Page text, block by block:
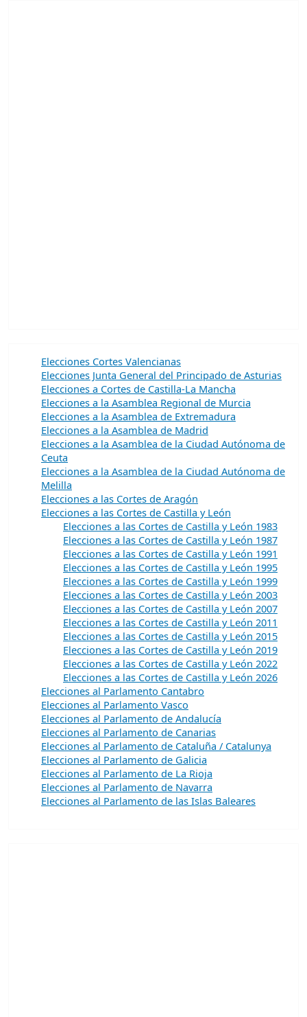
Elecciones Cortes Valencianas
Elecciones Junta General del Principado de Asturias
Elecciones a Cortes de Castilla-La Mancha
Elecciones a la Asamblea Regional de Murcia
Elecciones a la Asamblea de Extremadura
Elecciones a la Asamblea de Madrid
Elecciones a la Asamblea de la Ciudad Autónoma de
Ceuta
Elecciones a la Asamblea de la Ciudad Autónoma de
Melilla
Elecciones a las Cortes de Aragón
Elecciones a las Cortes de Castilla y León
Elecciones a las Cortes de Castilla y León 1983
Elecciones a las Cortes de Castilla y León 1987
Elecciones a las Cortes de Castilla y León 1991
Elecciones a las Cortes de Castilla y León 1995
Elecciones a las Cortes de Castilla y León 1999
Elecciones a las Cortes de Castilla y León 2003
Elecciones a las Cortes de Castilla y León 2007
Elecciones a las Cortes de Castilla y León 2011
Elecciones a las Cortes de Castilla y León 2015
Elecciones a las Cortes de Castilla y León 2019
Elecciones a las Cortes de Castilla y León 2022
Elecciones a las Cortes de Castilla y León 2026
Elecciones al Parlamento Cantabro
Elecciones al Parlamento Vasco
Elecciones al Parlamento de Andalucía
Elecciones al Parlamento de Canarias
Elecciones al Parlamento de Cataluña / Catalunya
Elecciones al Parlamento de Galicia
Elecciones al Parlamento de La Rioja
Elecciones al Parlamento de Navarra
Elecciones al Parlamento de las Islas Baleares